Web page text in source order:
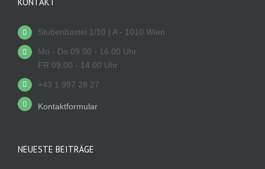
Stubenbastei 1/10 | A - 1010 Wien
Mo - Do 09.00 - 16.00 Uhr
FR 09.00 - 14.00 Uhr
+43 1 997 28 27
Kontaktformular
NEUESTE BEITRÄGE